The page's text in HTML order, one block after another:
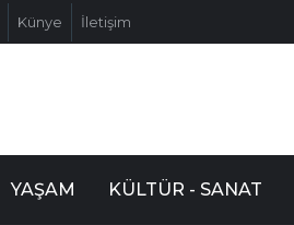
Künye İletişim
YAŞAM KÜLTÜR - SANAT